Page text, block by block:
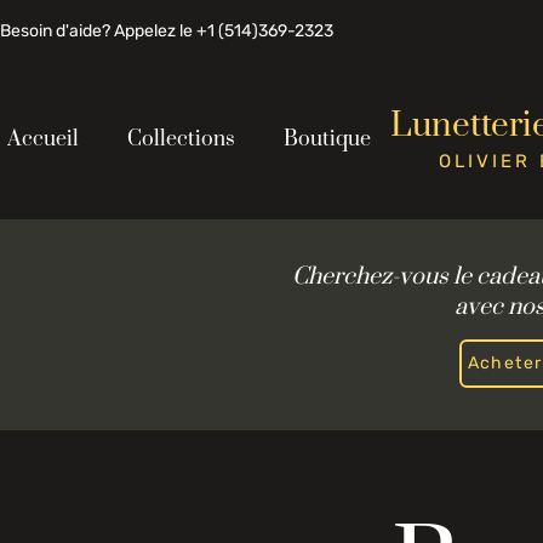
Besoin d'aide? Appelez le +1 (514)369-2323
Accueil Collections Boutique
OLIVIER
Cherchez-vous le
avec